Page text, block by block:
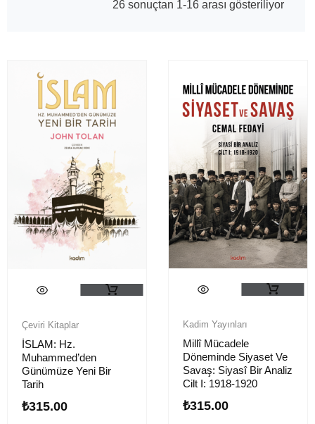
26 sonuçtan 1-16 arası gösteriliyor
Çeviri Kitaplar
İSLAM: Hz.
Muhammed’den
Günümüze Yeni Bir
Tarih
₺315.00
Kadim Yayınları
Millî Mücadele
Döneminde Siyaset Ve
Savaş: Siyasî Bir Analiz
Cilt I: 1918-1920
₺315.00